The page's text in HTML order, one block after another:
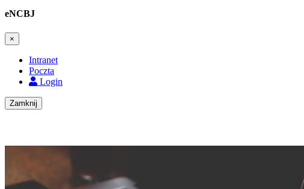
eNCBJ
×
Intranet
Poczta
Login
Zamknij